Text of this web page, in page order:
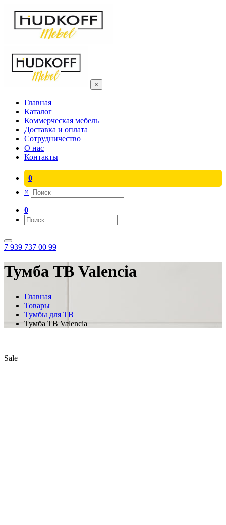
×
Главная
Каталог
Коммерческая мебель
Доставка и оплата
Сотрудничество
О нас
Контакты
0
×
0
7 939 737 00 99
Тумба ТВ Valencia
Главная
Товары
Тумбы для ТВ
Тумба ТВ Valencia
Sale